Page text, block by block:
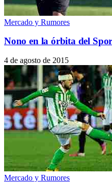
Mercado y Rumores
Nono en la órbita del
4 de agosto de 2015
Mercado y Rumores